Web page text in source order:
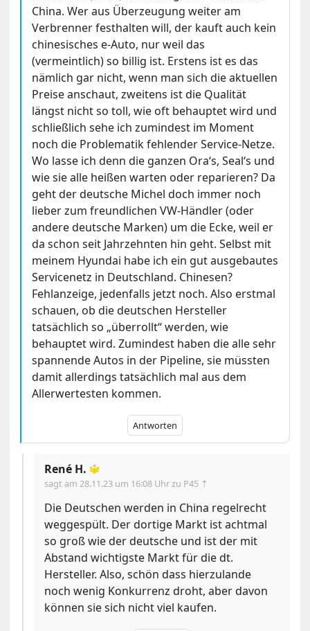
China. Wer aus Überzeugung weiter am
Verbrenner festhalten will, der kauft auch kein
chinesisches e-Auto, nur weil das
(vermeintlich) so billig ist. Erstens ist es das
nämlich gar nicht, wenn man sich die aktuellen
Preise anschaut, zweitens ist die Qualität
längst nicht so toll, wie oft behauptet wird und
schließlich sehe ich zumindest im Moment
noch die Problematik fehlender Service-Netze.
Wo lasse ich denn die ganzen Ora‘s, Seal‘s und
wie sie alle heißen warten oder reparieren? Da
geht der deutsche Michel doch immer noch
lieber zum freundlichen VW-Händler (oder
andere deutsche Marken) um die Ecke, weil er
da schon seit Jahrzehnten hin geht. Selbst mit
meinem Hyundai habe ich ein gut ausgebautes
Servicenetz in Deutschland. Chinesen?
Fehlanzeige, jedenfalls jetzt noch. Also erstmal
schauen, ob die deutschen Hersteller
tatsächlich so „überrollt“ werden, wie
behauptet wird. Zumindest haben die alle sehr
spannende Autos in der Pipeline, sie müssten
damit allerdings tatsächlich mal aus dem
Allerwertesten kommen.
Antworten
René H. 🔱
sagt am28.11.23 um 16:08 Uhrzu P45 ⇡
Die Deutschen werden in China regelrecht
weggespült. Der dortige Markt ist achtmal
so groß wie der deutsche und ist der mit
Abstand wichtigste Markt für die dt.
Hersteller. Also, schön dass hierzulande
noch wenig Konkurrenz droht, aber davon
können sie sich nicht viel kaufen.